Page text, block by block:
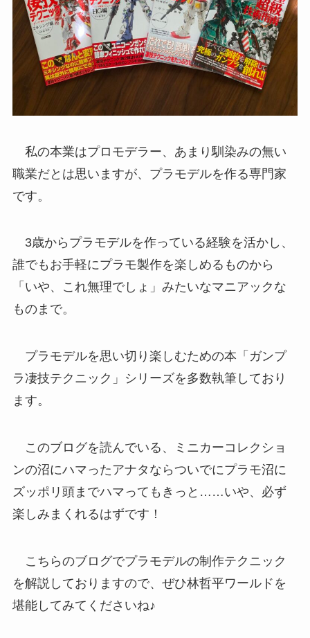
私の本業はプロモデラー、あまり馴染みの無い
職業だとは思いますが、プラモデルを作る専門家
です。
3歳からプラモデルを作っている経験を活かし、
誰でもお手軽にプラモ製作を楽しめるものから
「いや、これ無理でしょ」みたいなマニアックな
ものまで。
プラモデルを思い切り楽しむための本「ガンプ
ラ凄技テクニック」シリーズを多数執筆しており
ます。
このブログを読んでいる、ミニカーコレクショ
ンの沼にハマったアナタならついでにプラモ沼に
ズッポリ頭までハマってもきっと……いや、必ず
楽しみまくれるはずです！
こちらのブログでプラモデルの制作テクニック
を解説しておりますので、ぜひ林哲平ワールドを
堪能してみてくださいね♪